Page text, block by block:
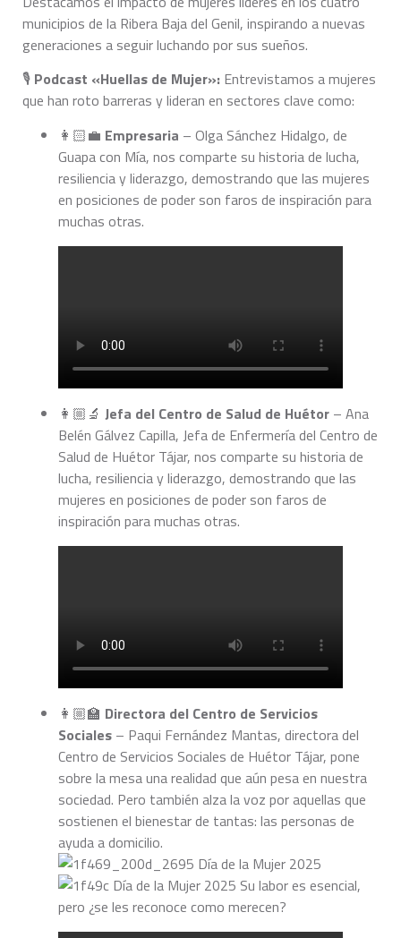
municipios de la Ribera Baja del Genil, inspirando a nuevas
generaciones a seguir luchando por sus sueños.
🎙️ Podcast «Huellas de Mujer»: Entrevistamos a mujeres
que han roto barreras y lideran en sectores clave como:
👩🏻‍💼 Empresaria – Olga Sánchez Hidalgo, de
Guapa con Mía, nos comparte su historia de lucha,
resiliencia y liderazgo, demostrando que las mujeres
en posiciones de poder son faros de inspiración para
muchas otras.
👩🏼‍🔬 Jefa del Centro de Salud de Huétor – Ana
Belén Gálvez Capilla, Jefa de Enfermería del Centro de
Salud de Huétor Tájar, nos comparte su historia de
lucha, resiliencia y liderazgo, demostrando que las
mujeres en posiciones de poder son faros de
inspiración para muchas otras.
👩🏼‍🏫 Directora del Centro de Servicios
Sociales – Paqui Fernández Mantas, directora del
Centro de Servicios Sociales de Huétor Tájar, pone
sobre la mesa una realidad que aún pesa en nuestra
sociedad. Pero también alza la voz por aquellas que
sostienen el bienestar de tantas: las personas de
ayuda a domicilio.
Su labor es esencial,
pero ¿se les reconoce como merecen?